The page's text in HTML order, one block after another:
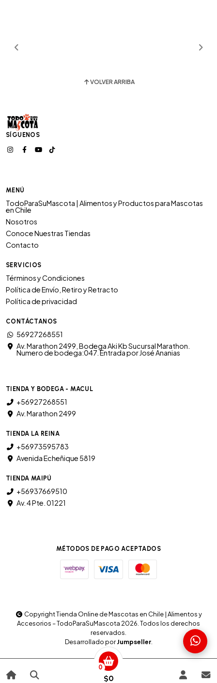
0
$0
VOLVER ARRIBA
SÍGUENOS
MENÚ
TodoParaSuMascota | Alimentos y Productos para Mascotas
en Chile
Nosotros
Conoce Nuestras Tiendas
Contacto
SERVICIOS
Términos y Condiciones
Política de Envío, Retiro y Retracto
Política de privacidad
CONTÁCTANOS
56927268551
Av. Marathon 2499, Bodega Aki Kb Sucursal Marathon.
Numero de bodega:047. Entrada por José Ananias
TIENDA Y BODEGA - MACUL
+56927268551
Av. Marathon 2499
TIENDA LA REINA
+56973595783
Avenida Echeñique 5819
TIENDA MAIPÚ
+56937669510
Av. 4 Pte. 01221
MÉTODOS DE PAGO ACEPTADOS
Copyright Tienda Online de Mascotas en Chile | Alimentos y
Accesorios – TodoParaSuMascota 2026. Todos los derechos
reservados.
Desarrollado porJumpseller.